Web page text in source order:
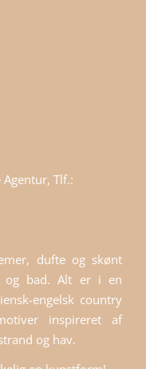
Tlf.:
dufte og skønt
og bad. Alt er i en
engelsk country
inspireret af
og hav.